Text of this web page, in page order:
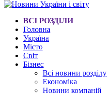
ВСІ РОЗДІЛИ
Головна
Україна
Місто
Світ
Бізнес
Всі новини розділу
Економіка
Новини компаній